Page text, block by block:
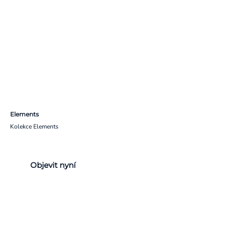
Elements
Kolekce Elements
Objevit nyní